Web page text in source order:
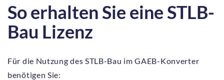
So erhalten Sie eine STLB-
Bau Lizenz
Für die Nutzung des STLB-Bau im GAEB-Konverter
benötigen Sie: